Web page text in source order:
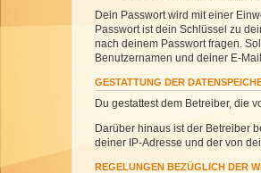
Dein Passwort wird mit einer
Passwort ist dein Schlüssel zu
nach deinem Passwort fragen.
Benutzernamen und deiner E-
GESTATTUNG DER
Du gestattest dem Betreiber, die
Darüber hinaus ist der Betreiber
deiner IP-Adresse und der von
REGELUNGEN BEZÜGLICH DER